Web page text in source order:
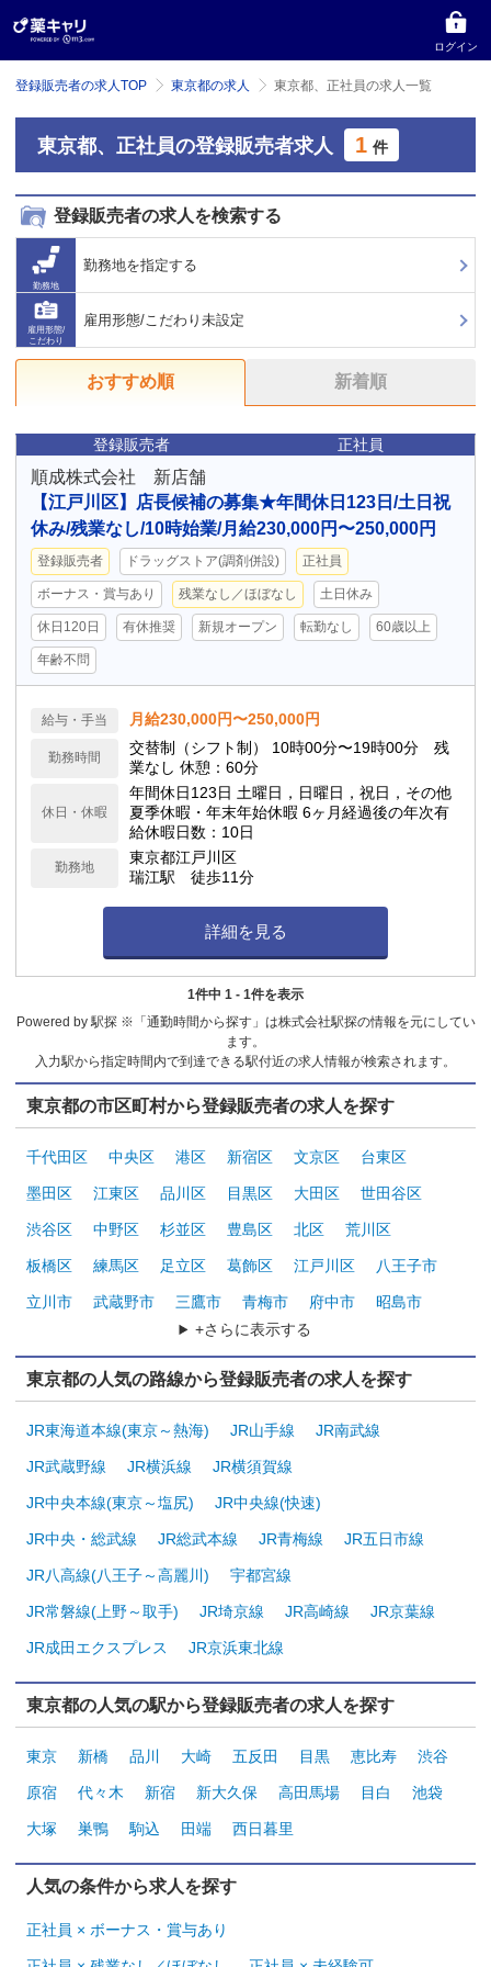
ログイン
登録販売者の求人TOP 東京都の求人 東京都、正社員の求人一覧
東京都、正社員の登録販売者求人 1 件
登録販売者の求人を検索する
勤務地
勤務地を指定する
雇用形態/
こだわり
雇用形態/こだわり未設定
おすすめ順 新着順
登録販売者 正社員
順成株式会社 新店舗
【江戸川区】店長候補の募集★年間休日123日/土日祝
休み/残業なし/10時始業/月給230,000円〜250,000円
登録販売者 ドラッグストア(調剤併設) 正社員
ボーナス・賞与あり 残業なし／ほぼなし 土日休み
休日120日 有休推奨 新規オープン 転勤なし 60歳以上
年齢不問
給与・手当 月給230,000円〜250,000円
勤務時間
交替制（シフト制） 10時00分〜19時00分 残
業なし 休憩：60分
休日・休暇
年間休日123日 土曜日，日曜日，祝日，その他
夏季休暇・年末年始休暇 6ヶ月経過後の年次有
給休暇日数：10日
勤務地
東京都江戸川区
瑞江駅 徒歩11分
詳細を見る
1件中 1 - 1件を表示
Powered by 駅探 ※「通勤時間から探す」は株式会社駅探の情報を元にしてい
ます。
入力駅から指定時間内で到達できる駅付近の求人情報が検索されます。
東京都の市区町村から登録販売者の求人を探す
千代田区 中央区 港区 新宿区 文京区 台東区
墨田区 江東区 品川区 目黒区 大田区 世田谷区
渋谷区 中野区 杉並区 豊島区 北区 荒川区
板橋区 練馬区 足立区 葛飾区 江戸川区 八王子市
立川市 武蔵野市 三鷹市 青梅市 府中市
昭島市
+さらに表示する
東京都の人気の路線から登録販売者の求人を探す
JR東海道本線(東京～熱海) JR山手線 JR南武線
JR武蔵野線 JR横浜線 JR横須賀線
JR中央本線(東京～塩尻) JR中央線(快速)
JR中央・総武線 JR総武本線 JR青梅線 JR五日市線
JR八高線(八王子～高麗川) 宇都宮線
JR常磐線(上野～取手) JR埼京線 JR高崎線 JR京葉線
JR成田エクスプレス JR京浜東北線
東京都の人気の駅から登録販売者の求人を探す
東京 新橋 品川 大崎 五反田 目黒 恵比寿 渋谷
原宿 代々木 新宿 新大久保 高田馬場 目白 池袋
大塚 巣鴨 駒込 田端 西日暮里
人気の条件から求人を探す
正社員 × ボーナス・賞与あり